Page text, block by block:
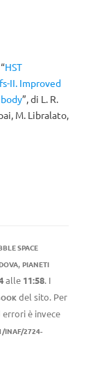
HST
II. Improved
”, di L. R.
M. Libralato,
SPACE
, PIANETI
alle 11:58. I
del sito. Per
è invece
INAF/2724-